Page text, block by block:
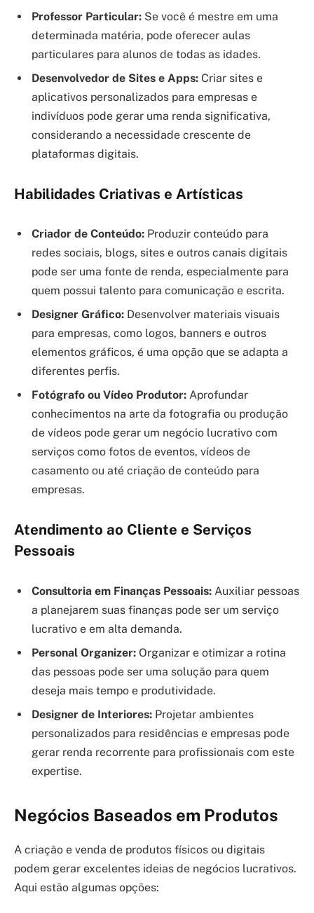
Professor Particular: Se você é mestre em uma
determinada matéria, pode oferecer aulas
particulares para alunos de todas as idades.
Desenvolvedor de Sites e Apps: Criar sites e
aplicativos personalizados para empresas e
indivíduos pode gerar uma renda significativa,
considerando a necessidade crescente de
plataformas digitais.
Habilidades Criativas e Artísticas
Criador de Conteúdo: Produzir conteúdo para
redes sociais, blogs, sites e outros canais digitais
pode ser uma fonte de renda, especialmente para
quem possui talento para comunicação e escrita.
Designer Gráfico: Desenvolver materiais visuais
para empresas, como logos, banners e outros
elementos gráficos, é uma opção que se adapta a
diferentes perfis.
Fotógrafo ou Vídeo Produtor: Aprofundar
conhecimentos na arte da fotografia ou produção
de vídeos pode gerar um negócio lucrativo com
serviços como fotos de eventos, vídeos de
casamento ou até criação de conteúdo para
empresas.
Atendimento ao Cliente e Serviços
Pessoais
Consultoria em Finanças Pessoais: Auxiliar pessoas
a planejarem suas finanças pode ser um serviço
lucrativo e em alta demanda.
Personal Organizer: Organizar e otimizar a rotina
das pessoas pode ser uma solução para quem
deseja mais tempo e produtividade.
Designer de Interiores: Projetar ambientes
personalizados para residências e empresas pode
gerar renda recorrente para profissionais com este
expertise.
Negócios Baseados em Produtos
A criação e venda de produtos físicos ou digitais
podem gerar excelentes ideias de negócios lucrativos.
Aqui estão algumas opções: